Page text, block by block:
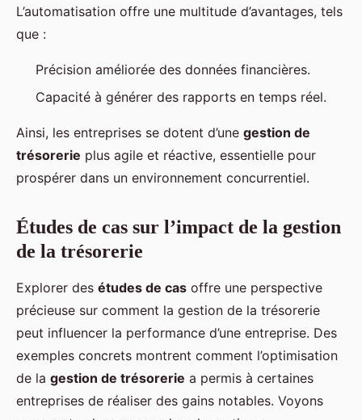
L’automatisation offre une multitude d’avantages, tels
que :
Précision améliorée des données financières.
Capacité à générer des rapports en temps réel.
Ainsi, les entreprises se dotent d’une gestion de
trésorerie plus agile et réactive, essentielle pour
prospérer dans un environnement concurrentiel.
Études de cas sur l’impact de la gestion
de la trésorerie
Explorer des études de cas offre une perspective
précieuse sur comment la gestion de la trésorerie
peut influencer la performance d’une entreprise. Des
exemples concrets montrent comment l’optimisation
de la gestion de trésorerie a permis à certaines
entreprises de réaliser des gains notables. Voyons